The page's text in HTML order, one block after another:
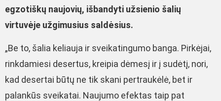
egzotiškų naujovių, išbandyti užsienio šalių
virtuvėje užgimusius saldėsius.
„Be to, šalia keliauja ir sveikatingumo banga. Pirkėjai,
rinkdamiesi desertus, kreipia dėmesį ir į sudėtį, nori,
kad desertai būtų ne tik skani pertraukėlė, bet ir
palankūs sveikatai. Naujumo efektas taip pat